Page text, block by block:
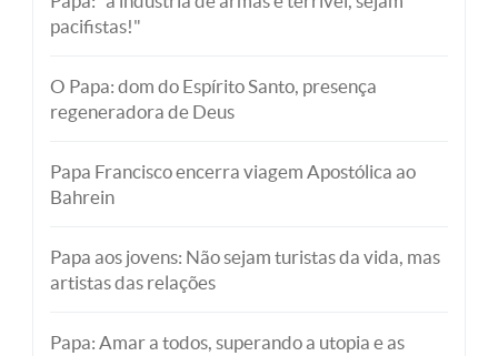
pacifistas!"
O Papa: dom do Espírito Santo, presença
regeneradora de Deus
Papa Francisco encerra viagem Apostólica ao
Bahrein
Papa aos jovens: Não sejam turistas da vida, mas
artistas das relações
Papa: Amar a todos, superando a utopia e as